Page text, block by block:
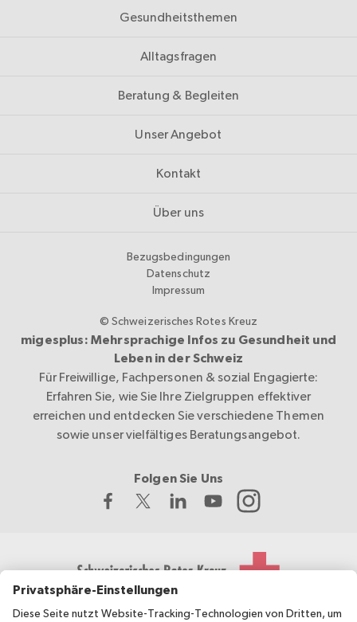
Gesundheitsthemen
Alltagsfragen
Beratung & Begleiten
Unser Angebot
Kontakt
Über uns
Bezugsbedingungen
Datenschutz
Impressum
© Schweizerisches Rotes Kreuz
migesplus: Mehrsprachige Infos zu Gesundheit und
Leben in der Schweiz
Für Freiwillige, Fachpersonen & sozial Engagierte:
Erfahren Sie, wie Sie Ihre Zielgruppen effektiver
erreichen und entdecken Sie verschiedene Themen
sowie unser vielfältiges Beratungsangebot.
Folgen Sie Uns